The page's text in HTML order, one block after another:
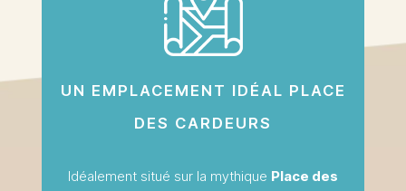
UN EMPLACEMENT IDÉAL PLACE
DES CARDEURS
Idéalement situé sur la mythique Place des